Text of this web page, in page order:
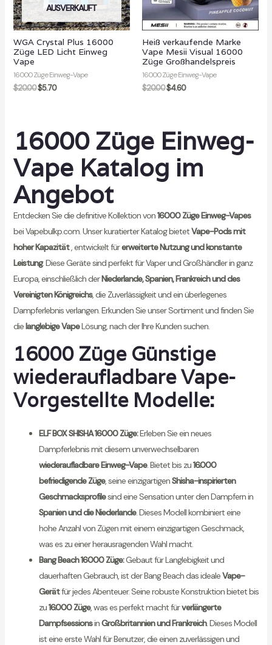
AUSVERKAUFT
WGA Crystal Plus 16000
Züge LED Licht Einweg
Vape
16000 Züge Einweg-Vape
$20.00$5.70
Heiß verkaufende Marke
Vape Mesii Visual 16000
Züge Großhandelspreis
16000 Züge Einweg-Vape
$20.00$4.60
16000 Züge Einweg-
Vape Katalog im
Angebot
Entdecken Sie die definitive Kollektion von16000 Züge Einweg-Vapes
bei Vapebulkp.com. Unser kuratierter Katalog bietetVape-Pods mit
hoher Kapazität, entwickelt fürerweiterte Nutzung und konstante
Leistung. Diese Geräte sind perfekt für Vaper und Großhändler in ganz
Europa, einschließlich derNiederlande, Spanien, Frankreich und des
Vereinigten Königreichs, die Zuverlässigkeit und ein überlegenes
Dampferlebnis verlangen. Erkunden Sie unser Sortiment und finden Sie
dielanglebige VapeLösung, nach der Ihre Kunden suchen.
16000 Züge Günstige
wiederaufladbare Vape-
Vorgestellte Modelle:
ELF BOX SHISHA 16000 Züge:Erleben Sie ein neues
Dampferlebnis mit diesem unverwechselbaren
wiederaufladbare Einweg-Vape. Bietet bis zu16.000
befriedigende Züge, seine einzigartigenShisha-inspirierten
Geschmacksprofilesind eine Sensation unter den Dampfern in
Spanien und die Niederlande. Dieses Modell kombiniert eine
hohe Anzahl von Zügen mit einem einzigartigen Geschmack,
was es zu einer herausragenden Wahl macht.
Bang Beach 16000 Züge:Gebaut für Langlebigkeit und
dauerhaften Gebrauch, ist der Bang Beach das idealeVape-
Gerätfür jedes Abenteuer. Seine robuste Konstruktion bietet bis
zu16.000 Züge, was es perfekt macht fürverlängerte
DampfsessionsinGroßbritannien und Frankreich. Dieses Modell
ist eine erste Wahl für Benutzer, die einen zuverlässigen und